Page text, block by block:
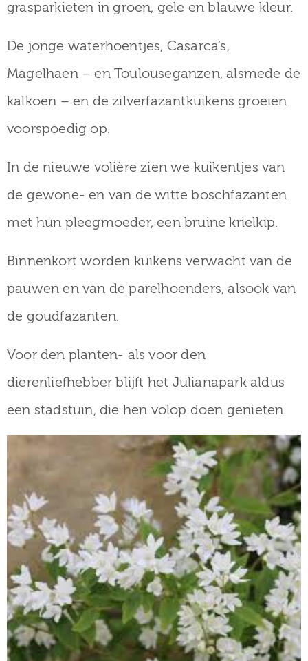
grasparkieten in groen, gele en blauwe kleur.
De jonge waterhoentjes, Casarca’s,
Magelhaen – en Toulouseganzen, alsmede de
kalkoen – en de zilverfazantkuikens groeien
voorspoedig op.
In de nieuwe volière zien we kuikentjes van
de gewone- en van de witte boschfazanten
met hun pleegmoeder, een bruine krielkip.
Binnenkort worden kuikens verwacht van de
pauwen en van de parelhoenders, alsook van
de goudfazanten.
Voor den planten- als voor den
dierenliefhebber blijft het Julianapark aldus
een stadstuin, die hen volop doen genieten.